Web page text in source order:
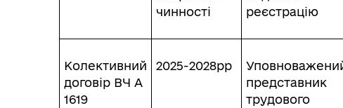
чинності
реєстрацію
Колективний
договір ВЧ А
1619
2025-2028рр
представник
трудового